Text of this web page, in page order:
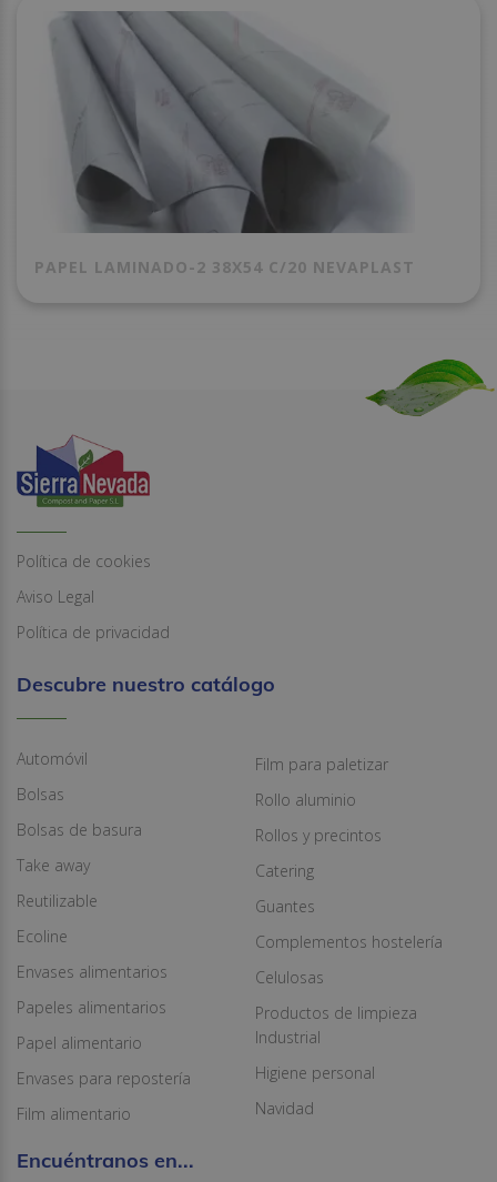
PAPEL LAMINADO-2 38X54 C/20 NEVAPLAST
Política de cookies
Aviso Legal
Política de privacidad
Descubre nuestro catálogo
Automóvil
Bolsas
Bolsas de basura
Take away
Reutilizable
Ecoline
Envases alimentarios
Papeles alimentarios
Papel alimentario
Envases para repostería
Film alimentario
Film para paletizar
Rollo aluminio
Rollos y precintos
Catering
Guantes
Complementos hostelería
Celulosas
Productos de limpieza
Industrial
Higiene personal
Navidad
Encuéntranos en...